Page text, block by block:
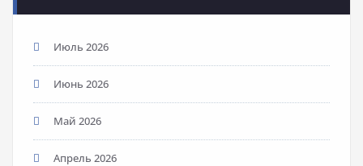
Июль 2026
Июнь 2026
Май 2026
Апрель 2026